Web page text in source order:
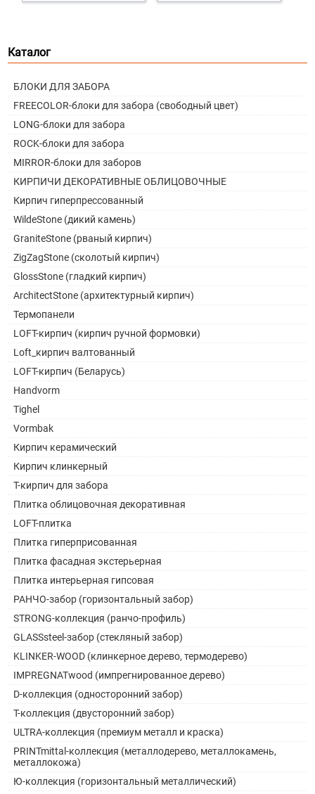
Каталог
БЛОКИ ДЛЯ ЗАБОРА
FREECOLOR-блоки для забора (свободный цвет)
LONG-блоки для забора
ROCK-блоки для забора
MIRROR-блоки для заборов
КИРПИЧИ ДЕКОРАТИВНЫЕ ОБЛИЦОВОЧНЫЕ
Кирпич гиперпрессованный
WildeStone (дикий камень)
GraniteStone (рваный кирпич)
ZigZagStone (сколотый кирпич)
GlossStone (гладкий кирпич)
ArchitectStone (архитектурный кирпич)
Термопанели
LOFT-кирпич (кирпич ручной формовки)
Loft_кирпич валтованный
LOFT-кирпич (Беларусь)
Handvorm
Tighel
Vormbak
Кирпич керамический
Кирпич клинкерный
Т-кирпич для забора
Плитка облицовочная декоративная
LOFT-плитка
Плитка гиперприсованная
Плитка фасадная экстерьерная
Плитка интерьерная гипсовая
РАНЧО-забор (горизонтальный забор)
STRONG-коллекция (ранчо-профиль)
GLASSsteel-забор (стекляный забор)
KLINKER-WOOD (клинкерное дерево, термодерево)
IMPREGNATwood (импрегнированное дерево)
D-коллекция (односторонний забор)
Т-коллекция (двусторонний забор)
ULTRA-коллекция (премиум металл и краска)
PRINTmittal-коллекция (металлодерево, металлокамень,
металлокожа)
Ю-коллекция (горизонтальный металлический)